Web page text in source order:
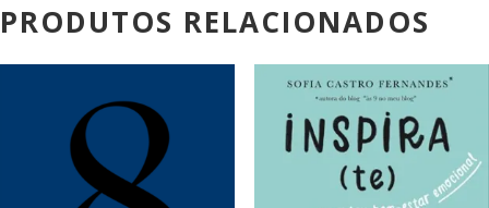
PRODUTOS RELACIONADOS
PROMOÇÃO! PROMOÇÃO!